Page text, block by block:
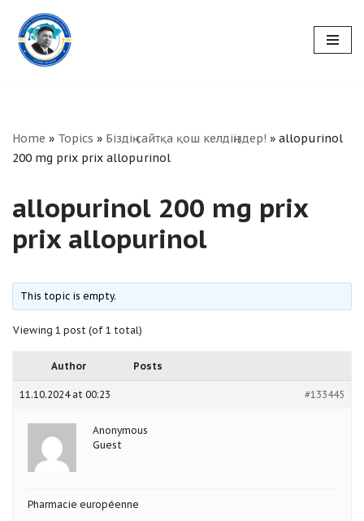
Skip
to
Home » Topics » Біздің сайтқа қош келдіңіздер! » allopurinol
200 mg prix prix allopurinol
allopurinol 200 mg prix
prix allopurinol
This topic is empty.
Viewing 1 post (of 1 total)
Author Posts
11.10.2024 at 00:23 #133445
Anonymous
Guest
Pharmacie européenne